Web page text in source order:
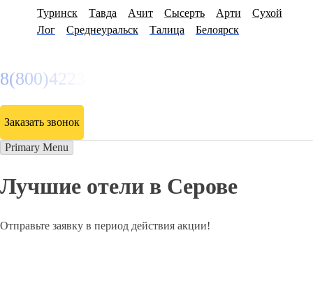
Туринск Тавда Ачит Сысерть Арти
Сухой
Лог
Среднеуральск Талица Белоярск
8(800)4223263
Заказать звонок
Primary Menu
Лучшие отели в Серове
Отправьте заявку в период действия акции!